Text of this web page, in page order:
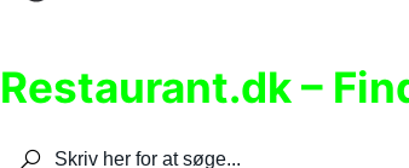
Restaurant.dk –